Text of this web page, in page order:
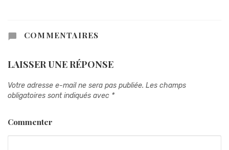
COMMENTAIRES
LAISSER UNE RÉPONSE
Votre adresse e-mail ne sera pas publiée. Les champs
obligatoires sont indiqués avec *
Commenter